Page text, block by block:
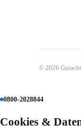
© 2026
0800-2028844
Cookies &